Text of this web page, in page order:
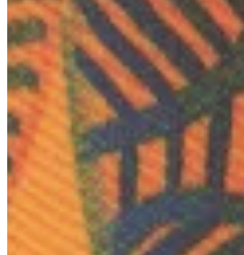
E-Books
Eventos
Podcast
Assine
Taba na Escola